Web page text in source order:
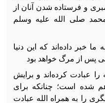
و فرستاده شدن آنان از
صلی الله علیه وسلم
خبر داده‌اند که این دنیا
پس از مرگ خواهد بود
را عبادت کرده‌اند و برایش
شده است؛ چنانکه برای
را به همراه الله عبادت